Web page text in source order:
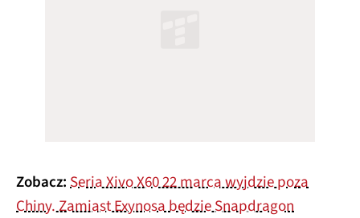
Zobacz:Seria Xivo X60 22 marca wyjdzie poza
Chiny. Zamiast Exynosa będzie Snapdragon